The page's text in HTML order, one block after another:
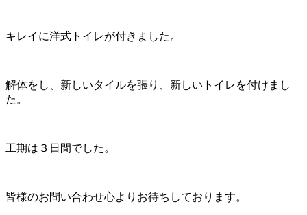
キレイに洋式トイレが付きました。
解体をし、新しいタイルを張り、新しいトイレを付けまし
た。
工期は３日間でした。
皆様のお問い合わせ心よりお待ちしております。